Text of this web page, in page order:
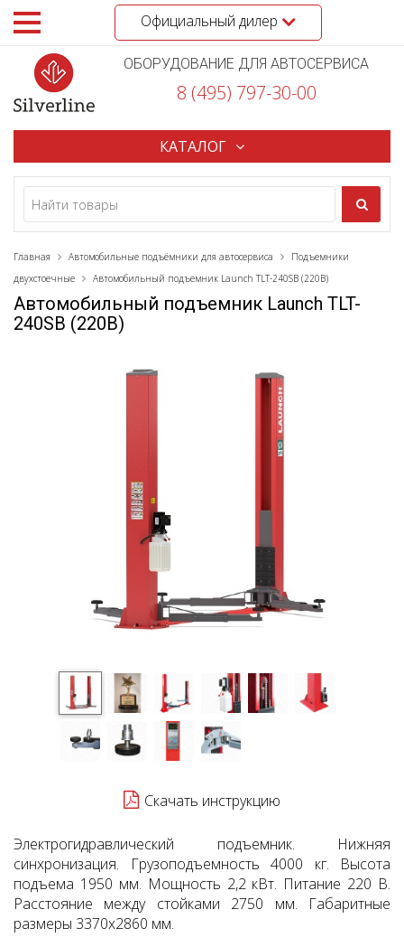
Официальный дилер
ОБОРУДОВАНИЕ ДЛЯ АВТОСЕРВИСА
8 (495) 797-30-00
КАТАЛОГ
Главная Автомобильные подъёмники для автосервиса
Подъемники
двухстоечные
Автомобильный подъемник Launch TLT-240SB (220В)
Автомобильный подъемник Launch TLT-
240SB (220В)
Скачать инструкцию
Электрогидравлический подъемник. Нижняя
синхронизация. Грузоподъемность 4000 кг. Высота
подъема 1950 мм. Мощность 2,2 кВт. Питание 220 В.
Расстояние между стойками 2750 мм. Габаритные
размеры 3370x2860 мм.